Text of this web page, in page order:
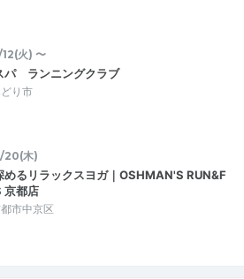
火) 〜
パ ランニングクラブ
り市
木)
めるリラックスヨガ｜OSHMAN'S RUN&F
京都店
市中京区